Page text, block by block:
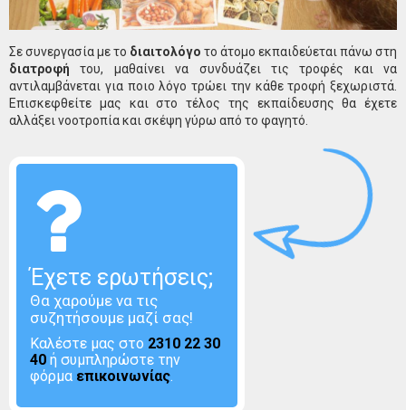
Σε συνεργασία με το διαιτολόγο το άτομο εκπαιδεύεται πάνω στη
διατροφή του, μαθαίνει να συνδυάζει τις τροφές και να
αντιλαμβάνεται για ποιο λόγο τρώει την κάθε τροφή ξεχωριστά.
Επισκεφθείτε μας και στο τέλος της εκπαίδευσης θα έχετε
αλλάξει νοοτροπία και σκέψη γύρω από το φαγητό.
Έχετε ερωτήσεις;
Θα χαρούμε να τις
συζητήσουμε μαζί σας!
Καλέστε μας στο 2310 22 30
40 ή συμπληρώστε την
φόρμα επικοινωνίας.